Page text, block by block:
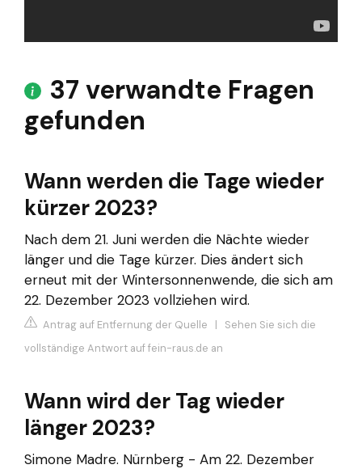
37 verwandte Fragen
gefunden
Wann werden die Tage wieder
kürzer 2023?
Nach dem 21. Juni werden die Nächte wieder
länger und die Tage kürzer. Dies ändert sich
erneut mit der Wintersonnenwende, die sich am
22. Dezember 2023 vollziehen wird.
Antrag auf Entfernung der Quelle | Sehen Sie sich die
vollständige Antwort auf fein-raus.de an
Wann wird der Tag wieder
länger 2023?
Simone Madre. Nürnberg - Am 22. Dezember